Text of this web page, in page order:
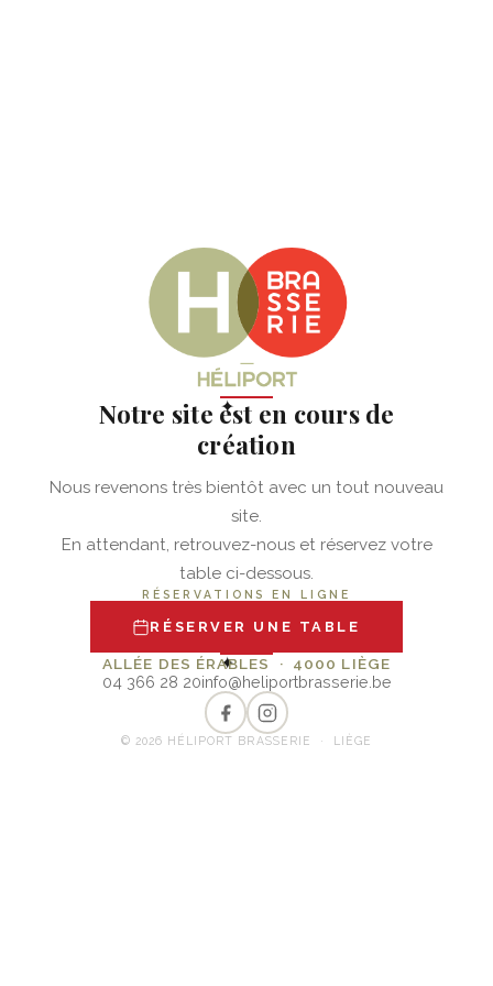
✦
Notre site est en cours de
création
Nous revenons très bientôt avec un tout nouveau
site.
En attendant, retrouvez-nous et réservez votre
table ci-dessous.
RÉSERVATIONS EN LIGNE
RÉSERVER UNE TABLE
✦
ALLÉE DES ÉRABLES · 4000 LIÈGE
04 366 28 20info@heliportbrasserie.be
© 2026 HÉLIPORT BRASSERIE · LIÈGE